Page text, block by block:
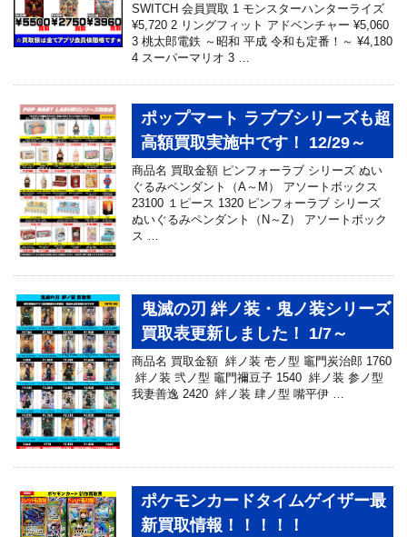
SWITCH 会員買取 1 モンスターハンターライズ
¥5,720 2 リングフィット アドベンチャー ¥5,060
3 桃太郎電鉄 ～昭和 平成 令和も定番！～ ¥4,180
4 スーパーマリオ 3 …
ポップマート ラブブシリーズも超
高額買取実施中です！ 12/29～
商品名 買取金額 ピンフォーラブ シリーズ ぬい
ぐるみペンダント（A～M） アソートボックス
23100 １ピース 1320 ピンフォーラブ シリーズ
ぬいぐるみペンダント（N～Z） アソートボック
ス …
鬼滅の刃 絆ノ装・鬼ノ装シリーズ
買取表更新しました！ 1/7～
商品名 買取金額 絆ノ装 壱ノ型 竈門炭治郎 1760
絆ノ装 弐ノ型 竈門禰豆子 1540 絆ノ装 参ノ型
我妻善逸 2420 絆ノ装 肆ノ型 嘴平伊 …
ポケモンカードタイムゲイザー最
新買取情報！！！！！